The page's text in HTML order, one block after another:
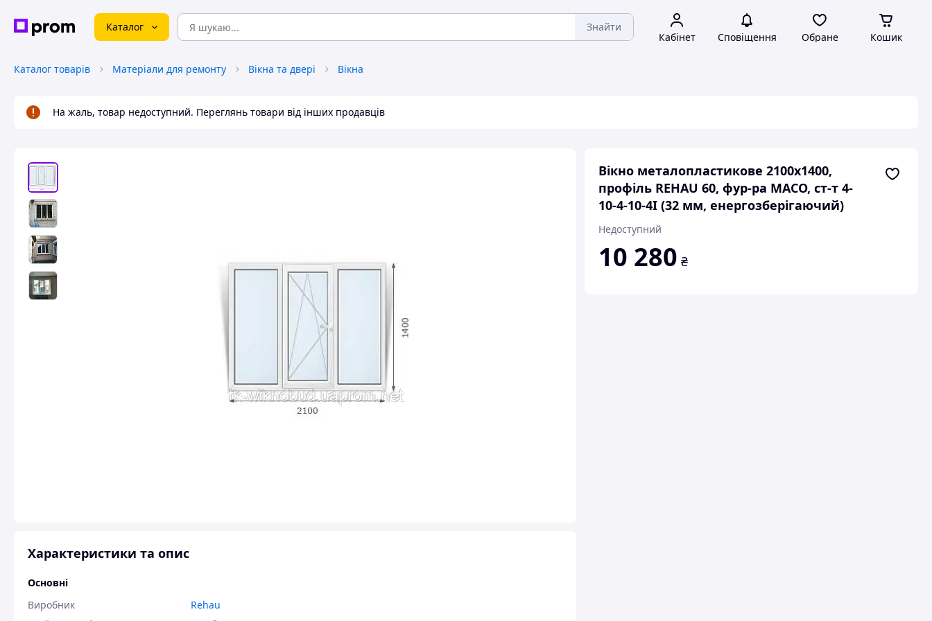
Каталог Знайти
Кабінет Сповіщення Обране Кошик
Каталог товарів Матеріали для ремонту Вікна та двері Вікна
На жаль, товар недоступний. Переглянь товари від інших продавців
Вікно металопластикове 2100х1400,
профіль REHAU 60, фур-ра МАСО, ст-т 4-
10-4-10-4І (32 мм, енергозберігаючий)
Недоступний
10 280 ₴
Характеристики та опис
Основні
Виробник
Rehau